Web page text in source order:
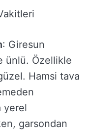
: Giresun
ünlü. Özellikle
Hamsi tava
yerel
garsondan